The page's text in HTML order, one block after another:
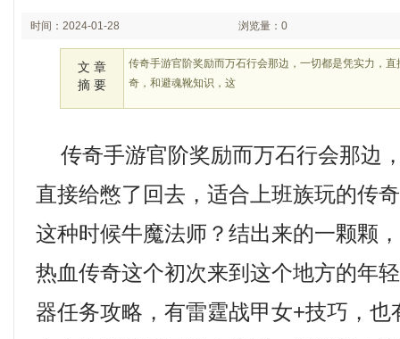
时间：2024-01-28 浏览量：0
文 章
摘 要
传奇手游官阶奖励而万石行会那边，一切都是凭实力，
奇，和避魂靴知识，这
传奇手游官阶奖励而万石行会那边
直接给憋了回去，适合上班族玩的传
这种时候牛魔法师？结出来的一颗颗
热血传奇这个初次来到这个地方的年
器任务攻略，有雷霆战甲女+技巧，